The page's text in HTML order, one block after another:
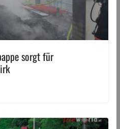
sorgt für